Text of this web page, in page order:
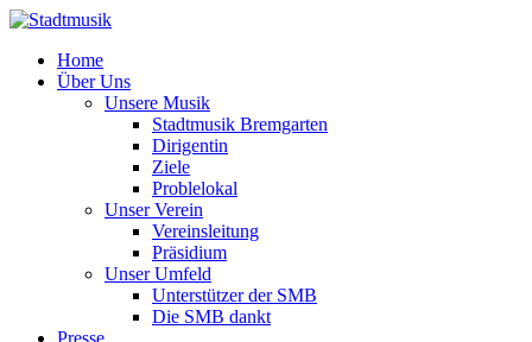
Home
Über Uns
Unsere Musik
Stadtmusik Bremgarten
Dirigentin
Ziele
Problelokal
Unser Verein
Vereinsleitung
Präsidium
Unser Umfeld
Unterstützer der SMB
Die SMB dankt
Presse